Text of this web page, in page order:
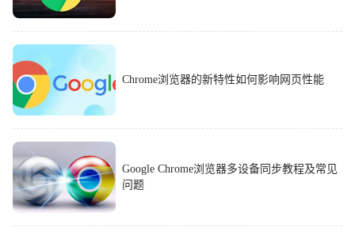
Chrome浏览器的新特性如何影响网页性能
Google Chrome浏览器多设备同步教程及常见
问题